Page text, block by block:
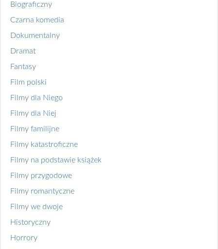
Biograficzny
Czarna komedia
Dokumentalny
Dramat
Fantasy
Film polski
Filmy dla Niego
Filmy dla Niej
Filmy familijne
Filmy katastroficzne
Filmy na podstawie książek
Filmy przygodowe
Filmy romantyczne
Filmy we dwoje
Historyczny
Horrory